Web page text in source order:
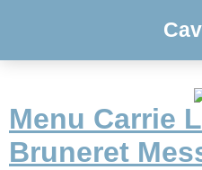
Menu Carrie
Bruneret